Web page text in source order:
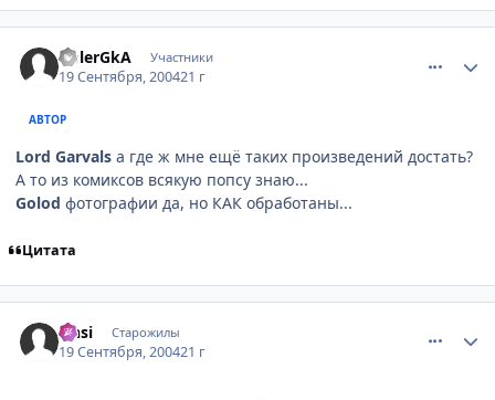
GolerGkA Участники
19 Сентября, 200421 г
АВТОР
Lord Garvals а где ж мне ещё таких произведений достать?
А то из комиксов всякую попсу знаю...
Golod фотографии да, но КАК обработаны...
Цитата
Onsi Старожилы
19 Сентября, 200421 г